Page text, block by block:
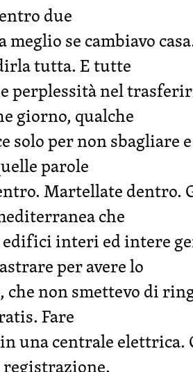
due
meglio se cambiavo
tutta. E tutte
perplessità nel
giorno, qualche
solo per non sbagliare
parole
Martellate dentro.
che
interi ed intere
per avere lo
che non smettevo di
Fare
una centrale elettrica.